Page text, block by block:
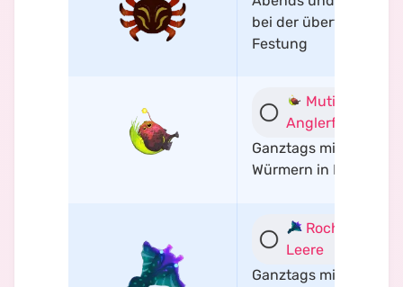
bei der überfluteten
Festung
Mutierter
Anglerfisch
Ganztags mit
Würmern in Höhlen
Rochen der
Leere
Ganztags mit